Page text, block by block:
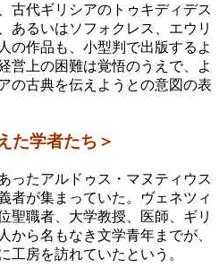
古代ギリシアのトゥキディデス
あるいはソフォクレス、エウリ
の作品も、小型判で出版するよ
営上の困難は覚悟のうえで、よ
の古典を伝えようとの意図の表
た学者たち＞
ったアルドゥス・マヌティウス
者が集まっていた。ヴェネツィ
聖職者、大学教授、医師、ギリ
から名もなき文学青年までが、
工房を訪れていたという。